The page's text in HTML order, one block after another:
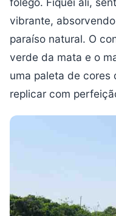
vibrante,
paraíso natural. O
verde da mata e o
uma paleta de cores
replicar com